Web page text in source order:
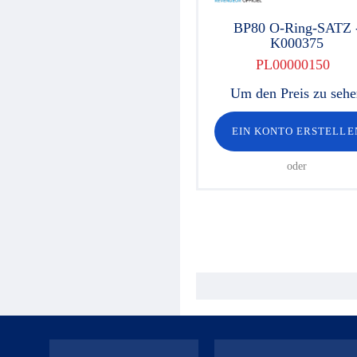
BP80 O-Ring-SATZ
K000375
PL00000150
Um den Preis zu
EIN KONTO
oder